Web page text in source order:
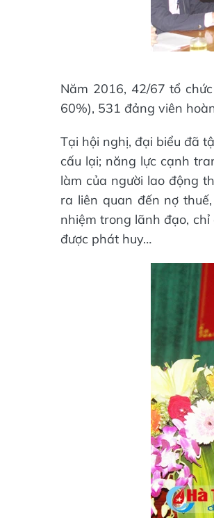
Năm 2016, 42/67 tổ
60%), 531 đảng viên
Tại hội nghị, đại biểu đã
cấu lại; năng lực cạnh
làm của người lao động
ra liên quan đến nợ
nhiệm trong lãnh đạo,
được phát huy…